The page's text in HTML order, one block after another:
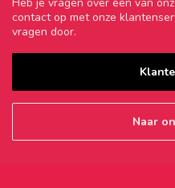
contact op met onze
vragen door.
Naar